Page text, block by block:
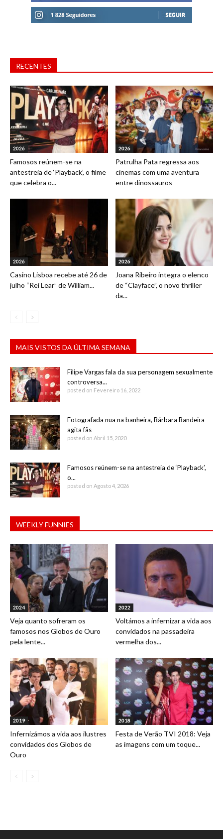
RECENTES
2026
Famosos reúnem-se na
antestreia de ‘Playback’, o filme
que celebra o...
2026
Patrulha Pata regressa aos
cinemas com uma aventura
entre dinossauros
2026
Casino Lisboa recebe até 26 de
julho “Rei Lear” de William...
2026
Joana Ribeiro integra o elenco
de “Clayface”, o novo thriller
da...
MAIS VISTOS DA ÚLTIMA SEMANA
Filipe Vargas fala da sua personagem sexualmente
controversa...
posted on Fevereiro 16, 2022
Fotografada nua na banheira, Bárbara Bandeira
agita fãs
posted on Abril 15, 2020
Famosos reúnem-se na antestreia de ‘Playback’,
o...
posted on Agosto 4, 2026
WEEKLY FUNNIES
2024
Veja quanto sofreram os
famosos nos Globos de Ouro
pela lente...
2022
Voltámos a infernizar a vida aos
convidados na passadeira
vermelha dos...
2019
Infernizámos a vida aos ilustres
convidados dos Globos de
Ouro
2018
Festa de Verão TVI 2018: Veja
as imagens com um toque...